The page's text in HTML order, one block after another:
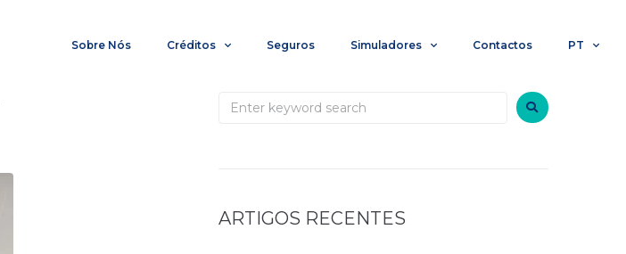
Sobre Nós Créditos Seguros Simuladores Contactos PT
ARTIGOS RECENTES